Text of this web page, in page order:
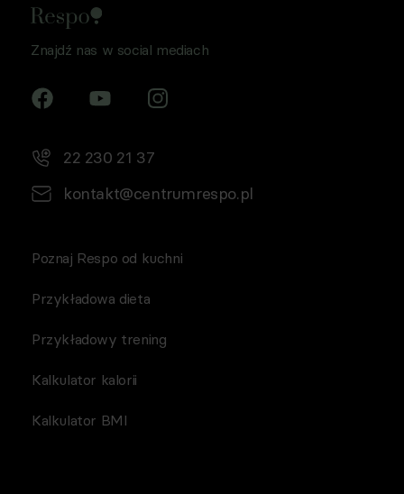
ustawy Prawo komunikacji elektronicznej z dnia 12 lipca
Współadministratorów (Respo Wrzosek Witkowski SK,
Znajdź nas w social mediach
22 230 21 37
kontakt@centrumrespo.pl
Poznaj Respo od kuchni
Przykładowa dieta
Przykładowy trening
Kalkulator kalorii
Kalkulator BMI